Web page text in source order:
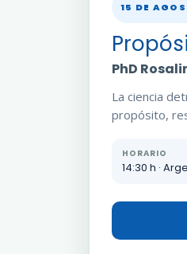
15 DE
PhD
La ciencia
propósito,
HORARIO
14:30 h ·